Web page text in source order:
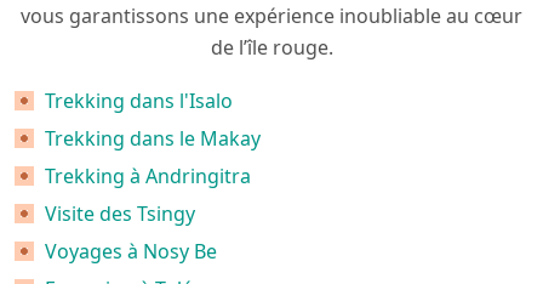
vous garantissons une expérience inoubliable au cœur
de l’île rouge.
Trekking dans l'Isalo
Trekking dans le Makay
Trekking à Andringitra
Visite des Tsingy
Voyages à Nosy Be